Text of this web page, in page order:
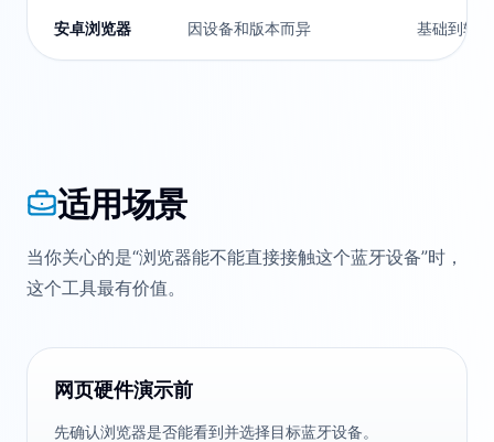
安卓浏览器 因设备和版本而异 基础到较好
适用场景
当你关心的是“浏览器能不能直接接触这个蓝牙设备”时，
这个工具最有价值。
网页硬件演示前
先确认浏览器是否能看到并选择目标蓝牙设备。